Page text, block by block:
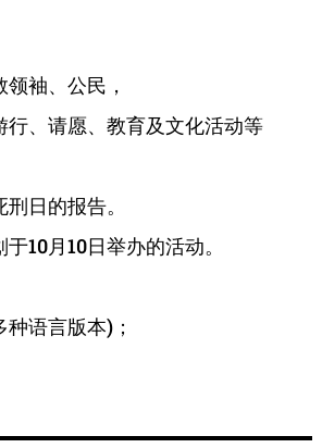
袖、公民，
、请愿、教育及文化活动等
日的报告。
于10月10日举办的活动。
语言版本)；